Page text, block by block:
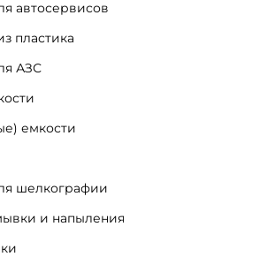
автосервисов
пластика
АЗС
емкости
шелкографии
и напыления